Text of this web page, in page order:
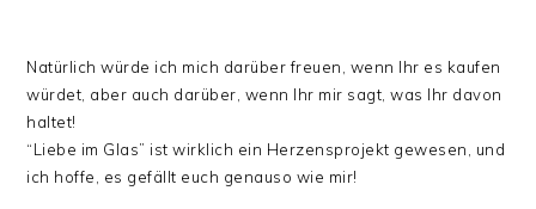
Natürlich würde ich mich darüber freuen, wenn Ihr es kaufen
würdet, aber auch darüber, wenn Ihr mir sagt, was Ihr davon
haltet!
“Liebe im Glas” ist wirklich ein Herzensprojekt gewesen, und
ich hoffe, es gefällt euch genauso wie mir!